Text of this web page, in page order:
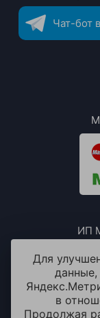
Чат-бот
ИП
ОГРН /
Для
данные,
в
Продолжая